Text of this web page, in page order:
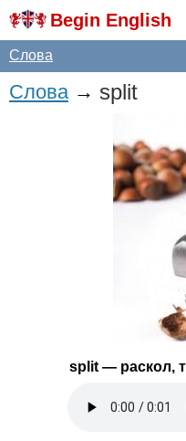
Begin English
Слова
Слова→ split
split — раскол,